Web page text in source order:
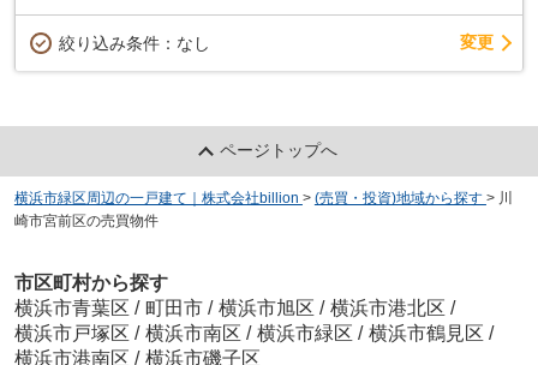
絞り込み条件： なし 変更
ページトップへ
横浜市緑区周辺の一戸建て｜株式会社billion > (売買・投資)地域から探す > 川
崎市宮前区の売買物件
市区町村から探す
横浜市青葉区 / 町田市 / 横浜市旭区 / 横浜市港北区 /
横浜市戸塚区 / 横浜市南区 / 横浜市緑区 / 横浜市鶴見区 /
横浜市港南区 / 横浜市磯子区